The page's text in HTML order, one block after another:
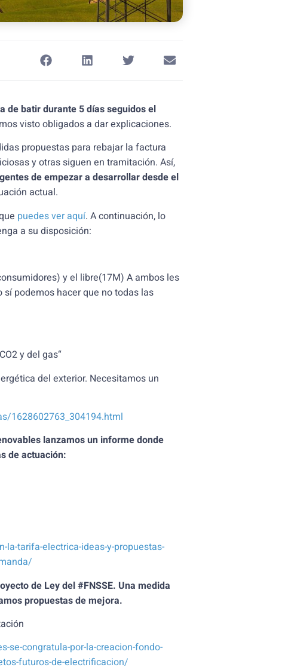
de batir durante 5 días seguidos el
visto obligados a dar explicaciones.
propuestas para rebajar la factura
y otras siguen en tramitación. Así,
de empezar a desarrollar desde el
actual.
puedes ver aquí. A continuación, lo
a su disposición:
y el libre(17M) A ambos les
podemos hacer que no todas las
y del gas“
del exterior. Necesitamos un
1628602763_304194.html
lanzamos un informe donde
de actuación:
tarifa-electrica-ideas-y-propuestas-
de Ley del #FNSSE. Una medida
propuestas de mejora.
congratula-por-la-creacion-fondo-
futuros-de-electrificacion/